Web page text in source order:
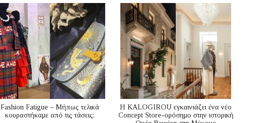
Fashion Fatigue – Μήπως τελικά
κουραστήκαμε από τις τάσεις;
Η KALOGIROU εγκαινιάζει ένα νέο
Concept Store-ορόσημο στην ιστορική